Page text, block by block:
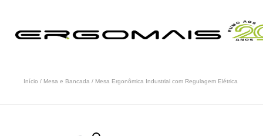
Início / Mesa e Bancada / Mesa Ergonômica Industrial com Regulagem Elétrica